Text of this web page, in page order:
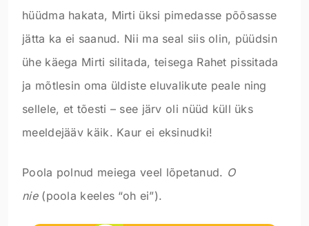
hüüdma hakata, Mirti üksi pimedasse põõsasse
jätta ka ei saanud. Nii ma seal siis olin, püüdsin
ühe käega Mirti silitada, teisega Rahet pissitada
ja mõtlesin oma üldiste eluvalikute peale ning
sellele, et tõesti – see järv oli nüüd küll üks
meeldejääv käik. Kaur ei eksinudki!
Poola polnud meiega veel lõpetanud. O
nie(poola keeles “oh ei”).